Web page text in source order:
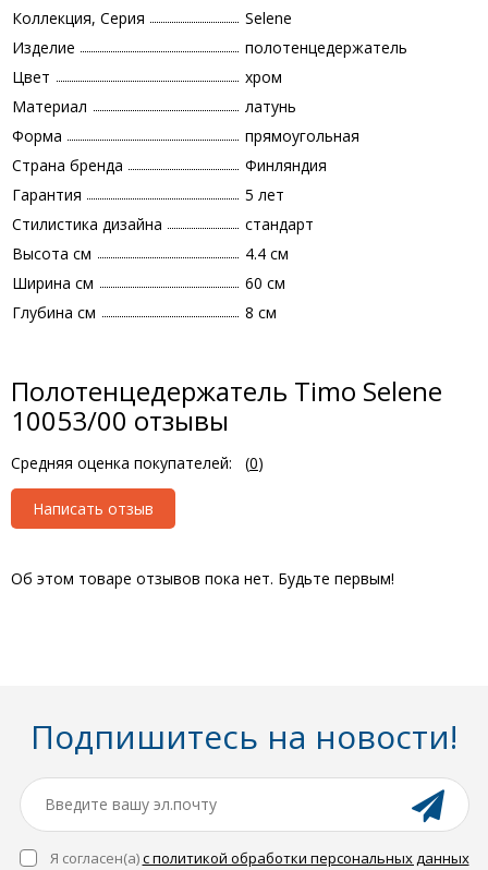
Коллекция, Серия
Selene
Изделие
полотенцедержатель
Цвет
хром
Материал
латунь
Форма
прямоугольная
Страна бренда
Финляндия
Гарантия
5 лет
Стилистика дизайна
стандарт
Высота см
4.4 см
Ширина см
60 см
Глубина см
8 см
Полотенцедержатель Timo Selene
10053/00 отзывы
Средняя оценка покупателей: (0)
Написать отзыв
Об этом товаре отзывов пока нет. Будьте первым!
Подпишитесь на новости!
Я согласен(a)с политикой обработки персональных данных